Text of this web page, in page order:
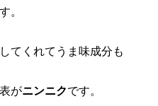
。
てくれてうま味成分も
がニンニクです。